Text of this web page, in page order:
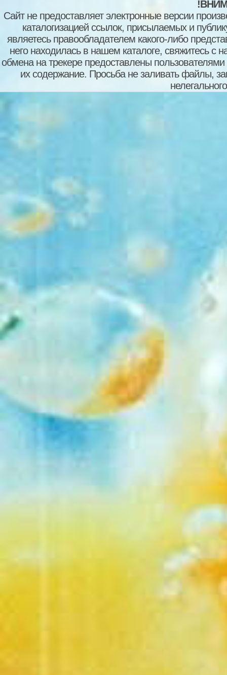
Сайт не предоставляет электронные версии
каталогизацией ссылок, присылаемых и
являетесь правообладателем какого-либо
него находилась в нашем каталоге, свяжитесь
обмена на трекере предоставлены пользователями
их содержание. Просьба не заливать файлы,